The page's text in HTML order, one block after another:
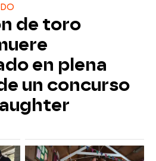
de toro
en plena
un concurso